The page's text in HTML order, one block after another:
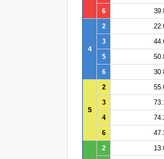
6
4
2
3
5
6
5
2
3
4
6
2